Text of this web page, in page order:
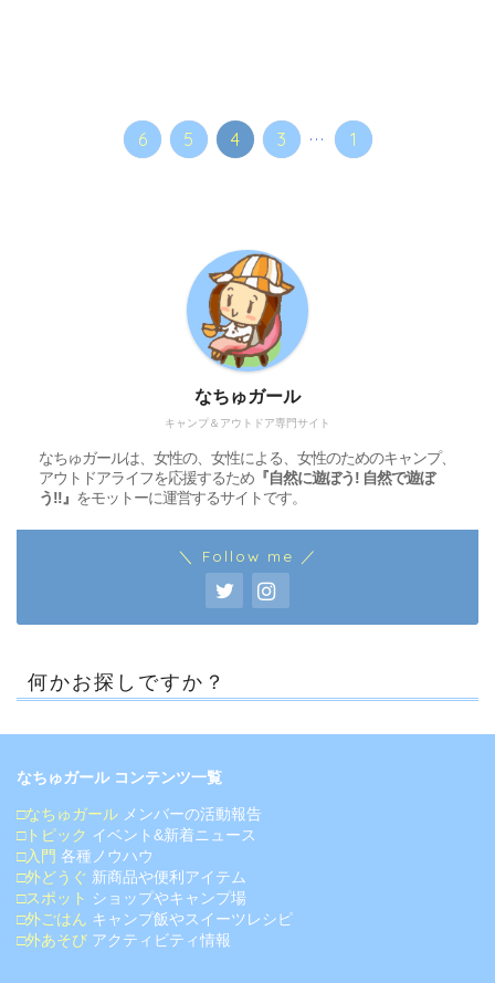
6 5 4 3 ... 1
キャンプ＆アウトドア専門サイト
なちゅガール
なちゅガールは、女性の、女性による、女性のためのキャンプ、
アウトドアライフを応援するため 『自然に遊ぼう! 自然で遊ぼ
う!!』 をモットーに運営するサイトです。
＼ Follow me ／
何かお探しですか？
なちゅガール コンテンツ一覧
□なちゅガール メンバーの活動報告
□トピック イベント&新着ニュース
□入門 各種ノウハウ
□外どうぐ 新商品や便利アイテム
□スポット ショップやキャンプ場
□外ごはん キャンプ飯やスイーツレシピ
□外あそび アクティビティ情報